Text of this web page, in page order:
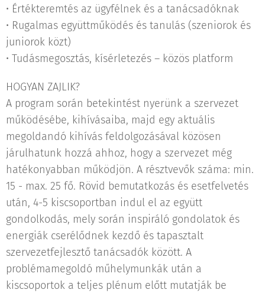
• Értékteremtés az ügyfélnek és a tanácsadóknak
• Rugalmas együttműködés és tanulás (szeniorok és
juniorok közt)
• Tudásmegosztás, kísérletezés – közös platform
HOGYAN ZAJLIK?
A program során betekintést nyerünk a szervezet
működésébe, kihívásaiba, majd egy aktuális
megoldandó kihívás feldolgozásával közösen
járulhatunk hozzá ahhoz, hogy a szervezet még
hatékonyabban működjön. A résztvevők száma: min.
15 - max. 25 fő. Rövid bemutatkozás és esetfelvetés
után, 4-5 kiscsoportban indul el az együtt
gondolkodás, mely során inspiráló gondolatok és
energiák cserélődnek kezdő és tapasztalt
szervezetfejlesztő tanácsadók között. A
problémamegoldó műhelymunkák után a
kiscsoportok a teljes plénum előtt mutatják be